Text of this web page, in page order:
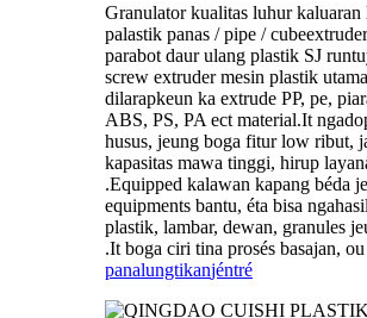
Granulator kualitas luhur kaluaran
palastik panas / pipe /
parabot daur ulang plastik SJ
screw extruder mesin plastik
dilarapkeun ka extrude PP, pe,
ABS, PS, PA ect material.It
husus, jeung boga fitur low ribut,
kapasitas mawa tinggi, hirup
.Equipped kalawan kapang béda
equipments bantu, éta bisa
plastik, lambar, dewan, granules
.It boga ciri tina prosés basajan,
panalungtikanjéntré